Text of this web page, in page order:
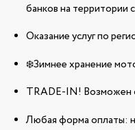
банков на территории
Оказание услуг по
❄️Зимнее хранение
TRADE-IN! Возможен
Любая форма оплаты: